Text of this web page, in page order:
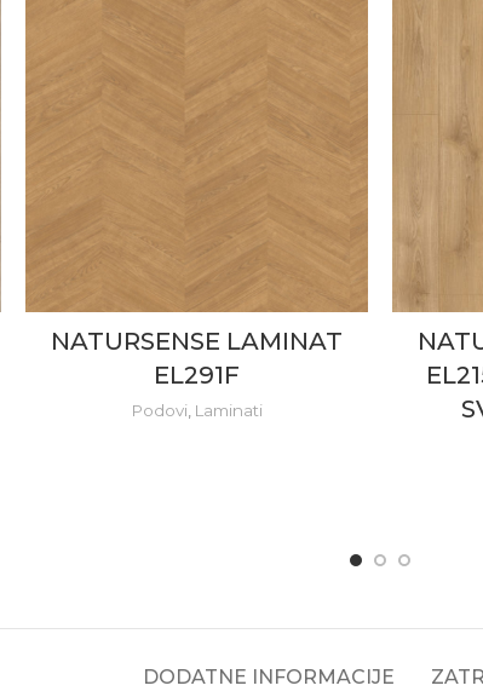
NATURSENSE LAMINAT
EL291F
Podovi Laminati
DODATNE INFORMACIJE